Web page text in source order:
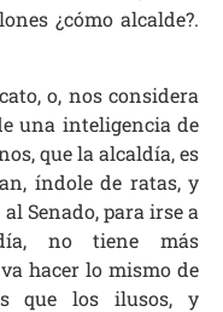
¿cómo alcalde?.
o, nos considera
una inteligencia de
que la alcaldía, es
índole de ratas, y
Senado, para irse a
no tiene más
hacer lo mismo de
que los ilusos, y